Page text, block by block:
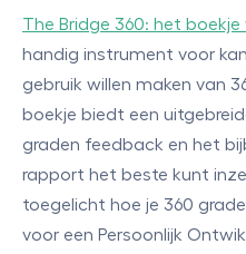
The Bridge 360: het
handig instrument voor
gebruik willen maken van
boekje biedt een
graden feedback en het
rapport het beste kunt
toegelicht hoe je 360
voor een Persoonlijk